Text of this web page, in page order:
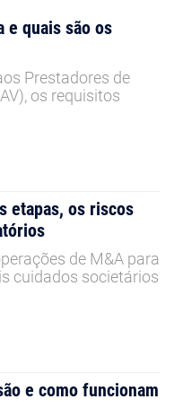
e quais são os
Prestadores de
os requisitos
etapas, os riscos
de M&A para
cuidados societários
e como funcionam